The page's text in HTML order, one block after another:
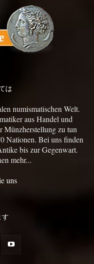
は
numismatischen Welt.
aus Handel und
Münzherstellung zu tun
Nationen. Bei uns finden
bis zur Gegenwart.
mehr...
uns
す